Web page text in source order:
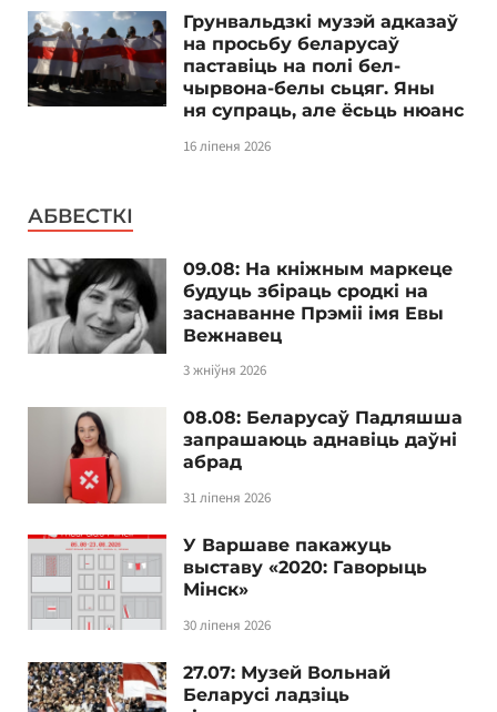
Грунвальдзкі музэй адказаў
на просьбу беларусаў
паставіць на полі бел-
чырвона-белы сьцяг. Яны
ня супраць, але ёсьць нюанс
16 ліпеня 2026
АБВЕСТКІ
09.08: На кніжным маркеце
будуць збіраць сродкі на
заснаванне Прэміі імя Евы
Вежнавец
3 жніўня 2026
08.08: Беларусаў Падляшша
запрашаюць аднавіць даўні
абрад
31 ліпеня 2026
У Варшаве пакажуць
выставу «2020: Гаворыць
Мінск»
30 ліпеня 2026
27.07: Музей Вольнай
Беларусі ладзіць